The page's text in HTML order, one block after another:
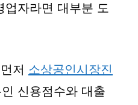
업자라면 대부분 도
저 소상공인시장진
신용점수와 대출